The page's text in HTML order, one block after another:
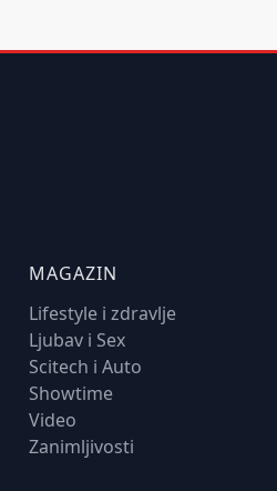
MAGAZIN
Lifestyle i zdravlje
Ljubav i Sex
Scitech i Auto
Showtime
Video
Zanimljivosti